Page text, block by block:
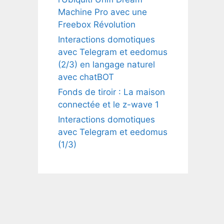
Machine Pro avec une
Freebox Révolution
Interactions domotiques
avec Telegram et eedomus
(2/3) en langage naturel
avec chatBOT
Fonds de tiroir : La maison
connectée et le z-wave 1
Interactions domotiques
avec Telegram et eedomus
(1/3)